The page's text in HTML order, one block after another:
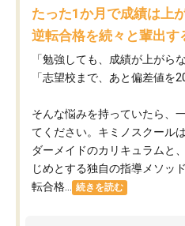
たった1か月で成績は上
逆転合格を続々と輩出す
「勉強しても、成績が上がら
「志望校まで、あと偏差値を
そんな悩みを持っていたら、
てください。キミノスクール
ダーメイドのカリキュラムと
じめとする独自の指導メソッ
転合格...
続きを読む